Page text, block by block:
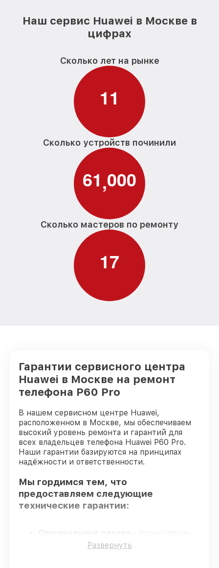
Наш сервис Huawei в Москве в
цифрах
Сколько лет на рынке
11
Сколько устройств починили
61,000
Сколько мастеров по ремонту
17
Гарантии сервисного центра
Huawei в Москве на ремонт
телефона P60 Pro
В нашем сервисном центре Huawei,
расположенном в Москве, мы обеспечиваем
высокий уровень ремонта и гарантий для
всех владельцев телефона Huawei P60 Pro.
Наши гарантии базируются на принципах
надёжности и ответственности.
Мы гордимся тем, что
предоставляем следующие
технические гарантии:
Оригинальные детали
использование фирменных запчастей для
Развернуть